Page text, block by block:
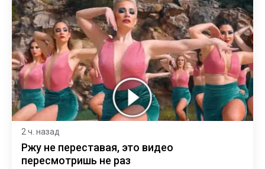
2 ч. назад
Ржу не переставая, это видео
пересмотришь не раз